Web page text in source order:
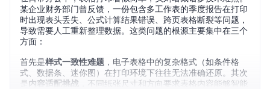
某企业财务部门曾反馈，一份包含多工作表的季度报告在打印
时出现表头丢失、公式计算结果错误、跨页表格断裂等问题，
导致需要人工重新整理数据。这类问题的根源主要集中在三个
方面：
首先是样式一致性难题 ，电子表格中的复杂格式（如条件格
式、数据条、迷你图）在打印环境下往往无法准确还原。其次
是 内容适配挑战 ，不同纸张尺寸和方向要求表格内容能够智能